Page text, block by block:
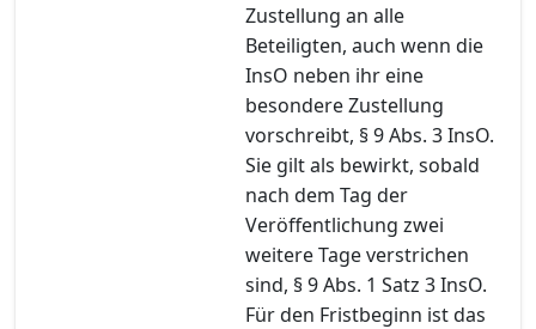
Zustellung an alle
Beteiligten, auch wenn die
InsO neben ihr eine
besondere Zustellung
vorschreibt, § 9 Abs. 3 InsO.
Sie gilt als bewirkt, sobald
nach dem Tag der
Veröffentlichung zwei
weitere Tage verstrichen
sind, § 9 Abs. 1 Satz 3 InsO.
Für den Fristbeginn ist das